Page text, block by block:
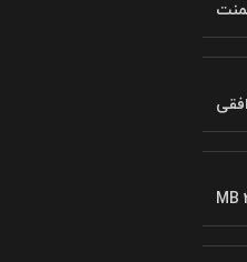
افقی
MB